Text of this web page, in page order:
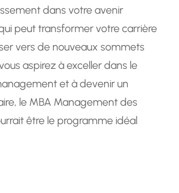
dans votre avenir
peut transformer votre carrière
vers de nouveaux sommets
aspirez à exceller dans le
et à devenir un
le MBA Management des
être le programme idéal